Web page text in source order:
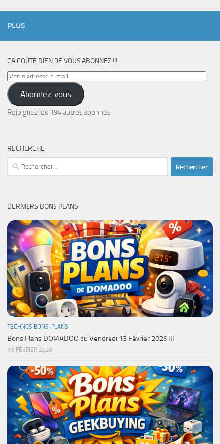
PLUS
CA COÛTE RIEN DE VOUS ABONNEZ !!!
Votre
adresse
e-
mail
Abonnez-vous
Rejoignez les 194 autres abonnés
RECHERCHE
Rechercher :
DERNIERS BONS PLANS
TECHNOS BONS-PLANS
Bons Plans DOMADOO du Vendredi 13 Février 2026 !!!
13 FÉVRIER 2026